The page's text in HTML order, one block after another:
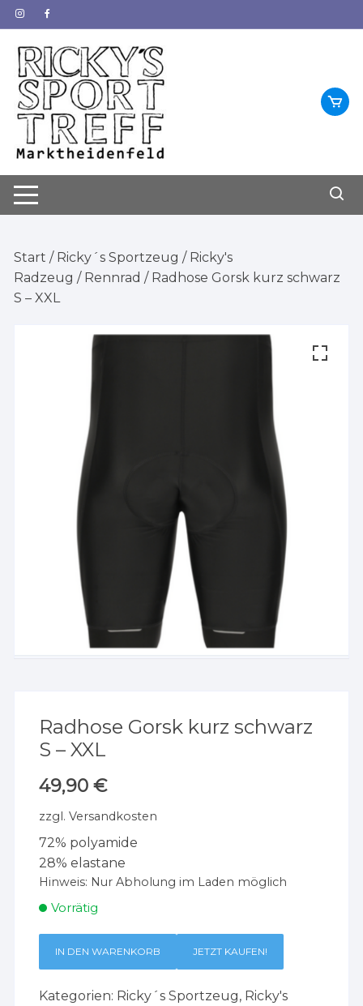
Zum
Inhalt
springen
Start / Ricky´s Sportzeug / Ricky's
Radzeug / Rennrad / Radhose Gorsk kurz schwarz
S – XXL
Radhose Gorsk kurz schwarz
S – XXL
49,90€
zzgl.Versandkosten
72% polyamide
28% elastane
Hinweis: Nur Abholung im Laden möglich
Vorrätig
IN DEN WARENKORB JETZT KAUFEN!
Kategorien: Ricky´s Sportzeug, Ricky's